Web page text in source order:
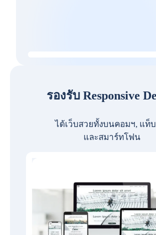
รองรับ Responsive
ได้เว็บสวยทั้งบนคอมฯ, แท็บ
และสมาร์ทโฟน